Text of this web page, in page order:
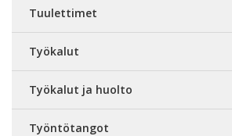
Tuulettimet
Työkalut
Työkalut ja huolto
Työntötangot